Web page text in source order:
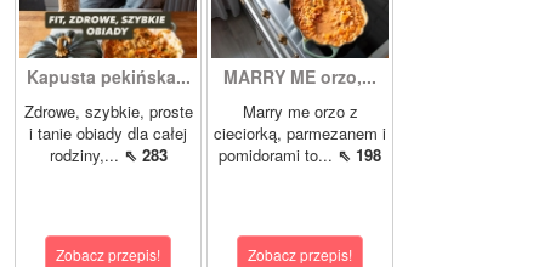
Kapusta pekińska...
Zdrowe, szybkie, proste
i tanie obiady dla całej
rodziny,... ⇖ 283
Zobacz przepis!
MARRY ME orzo,...
Marry me orzo z
cieciorką, parmezanem i
pomidorami to... ⇖ 198
Zobacz przepis!